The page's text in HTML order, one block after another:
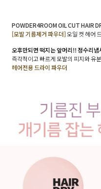
POWDER4ROOM OIL CUT HAIR
[모발 기름제거 파우더]오일 컷 헤어
오후만되면 떡지는 앞머리!! 정수리냄
즉각적이고 빠르게 모발의 피지와 유
헤어전용 드라이 파우더